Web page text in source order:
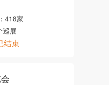
418家
巡展
结束